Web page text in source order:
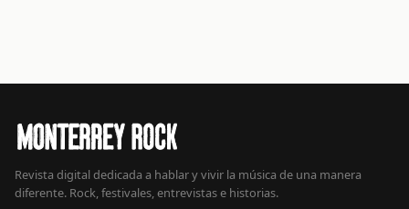
Revista digital dedicada a hablar y vivir la música de una manera
diferente. Rock, festivales, entrevistas e historias.